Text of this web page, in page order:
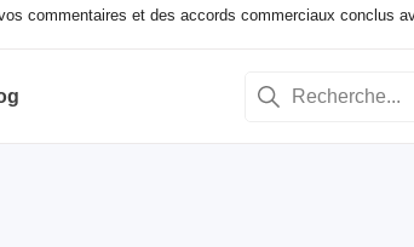
commentaires et des accords commerciaux conclus